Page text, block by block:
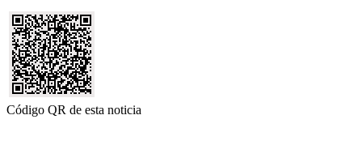
Código QR de esta noticia